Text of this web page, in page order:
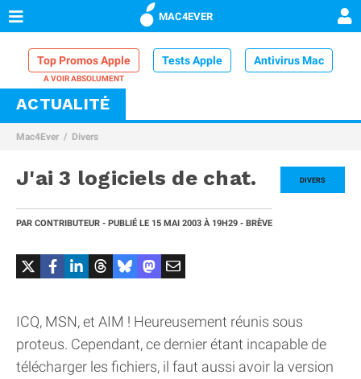
MAC4EVER
Top Promos Apple Tests Apple Antivirus Mac
VPN Mac
Comparatif iPhone
ACTUALITÉ
Mac4Ever Divers
DIVERS
J'ai 3 logiciels de chat.
PAR CONTRIBUTEUR - PUBLIÉ LE 15 MAI 2003 À 19H29 - BRÈVE
ICQ, MSN, et AIM ! Heureusement réunis sous
proteus. Cependant, ce dernier étant incapable de
télécharger les fichiers, il faut aussi avoir la version